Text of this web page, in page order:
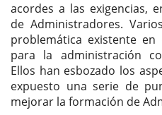
acordes a las exigencias,
de Administradores.
problemática existente
para la administración
Ellos han esbozado los
expuesto una serie de
mejorar la formación de